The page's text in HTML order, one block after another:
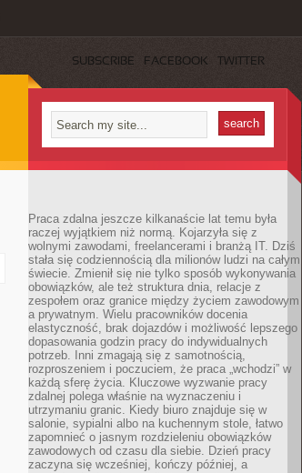
SUBSCRIBE FACEBOOK TWITTER
Praca zdalna jeszcze kilkanaście lat temu była
raczej wyjątkiem niż normą. Kojarzyła się z
wolnymi zawodami, freelancerami i branżą IT. Dziś
stała się codziennością dla milionów ludzi na całym
świecie. Zmienił się nie tylko sposób wykonywania
obowiązków, ale też struktura dnia, relacje z
zespołem oraz granice między życiem zawodowym
a prywatnym. Wielu pracowników docenia
elastyczność, brak dojazdów i możliwość lepszego
dopasowania godzin pracy do indywidualnych
potrzeb. Inni zmagają się z samotnością,
rozproszeniem i poczuciem, że praca „wchodzi” w
każdą sferę życia. Kluczowe wyzwanie pracy
zdalnej polega właśnie na wyznaczeniu i
utrzymaniu granic. Kiedy biuro znajduje się w
salonie, sypialni albo na kuchennym stole, łatwo
zapomnieć o jasnym rozdzieleniu obowiązków
zawodowych od czasu dla siebie. Dzień pracy
zaczyna się wcześniej, kończy później, a